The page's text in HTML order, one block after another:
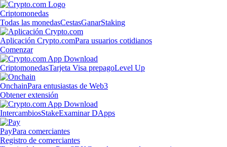
Criptomonedas
Todas las monedasCestasGanarStaking
Aplicación Crypto.comPara usuarios cotidianos
Comenzar
CriptomonedasTarjeta Visa prepagoLevel Up
OnchainPara entusiastas de Web3
Obtener extensión
IntercambiosStakeExaminar DApps
PayPara comerciantes
Registro de comerciantes